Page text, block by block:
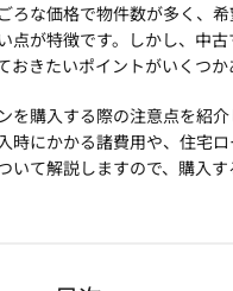
ろな価格で物件数が多く、
点が特徴です。しかし、中
おきたいポイントがいくつか
を購入する際の注意点を紹
時にかかる諸費用や、住宅
いて解説しますので、購入